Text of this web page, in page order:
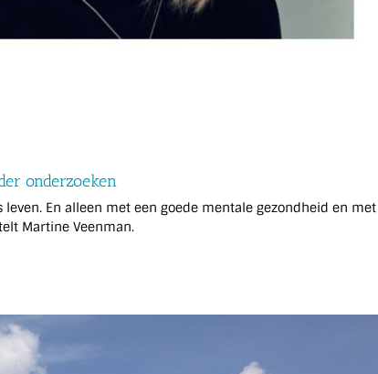
onderzoeken
En alleen met een goede mentale gezondheid en
Martine Veenman.